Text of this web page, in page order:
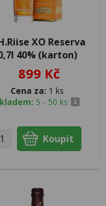
XO Reserva
40% (karton)
899 Kč
Cena za: 1 ks
5 - 50 ks